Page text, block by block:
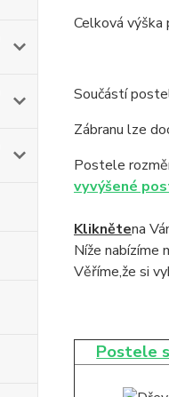
Celková
Součástí
Zábranu lze
Postele
vyvýšené
Kliknětena
Níže nabízíme
Věříme,že si
Postele